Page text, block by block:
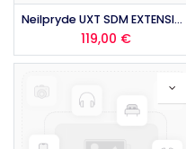
Neilpryde UXT SDM EXTENSION 2026
119,00 €